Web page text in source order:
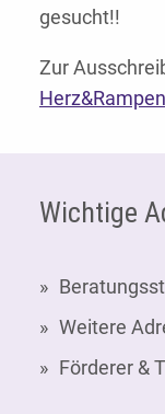
gesucht!!
Zur
Wichtige
Weitere
Förderer &